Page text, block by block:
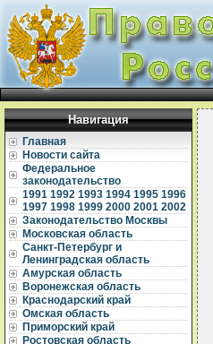
Навигация
Главная
Новости сайта
Федеральное
законодательство
1991 1992 1993 1994 1995 1996
1997 1998 1999 2000 2001 2002
Законодательство Москвы
Московская область
Санкт-Петербург и
Ленинградская область
Амурская область
Воронежская область
Краснодарский край
Омская область
Приморский край
Ростовская область